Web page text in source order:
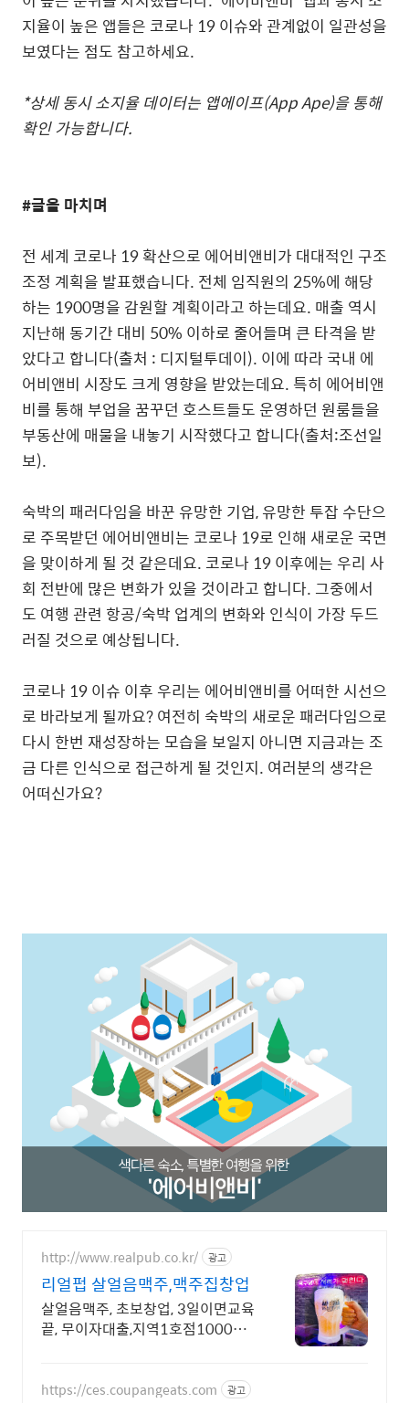
지율이 높은 앱들은 코로나 19이슈와관계없이 일관성을
보였다는 점도 참고하세요.
*상세 동시소지율 데이터는 앱에이프(App Ape)을 통해
확인가능합니다.
#글을 마치며
전 세계 코로나 19확산으로 에어비앤비가 대대적인 구조
조정 계획을 발표했습니다. 전체 임직원의 25%에 해당
하는 1900명을 감원할 계획이라고하는데요. 매출 역시
지난해 동기간 대비 50% 이하로줄어들며 큰 타격을 받
았다고 합니다(출처 : 디지털투데이). 이에 따라국내 에
어비앤비 시장도 크게 영향을 받았는데요.특히 에어비앤
비를통해 부업을꿈꾸던 호스트들도운영하던 원룸들을
부동산에 매물을 내놓기 시작했다고 합니다(출처:조선일
보).
숙박의 패러다임을 바꾼 유망한 기업,유망한투잡 수단으
로 주목받던 에어비앤비는 코로나 19로 인해 새로운 국면
을 맞이하게 될 것 같은데요. 코로나 19이후에는 우리 사
회 전반에 많은 변화가 있을 것이라고 합니다. 그중에서
도 여행 관련 항공/숙박 업계의 변화와 인식이 가장 두드
러질 것으로 예상됩니다.
코로나 19이슈 이후 우리는 에어비앤비를 어떠한 시선으
로 바라보게 될까요?여전히 숙박의 새로운패러다임으로
다시 한번 재성장하는 모습을 보일지 아니면 지금과는 조
금 다른 인식으로 접근하게 될 것인지. 여러분의 생각은
어떠신가요?
http://www.realpub.co.kr/ 광고
리얼펍 살얼음맥주,맥주집창업
살얼음맥주, 초보창업, 3일이면교육
끝, 무이자대출,지역1호점1000만
https://ces.coupangeats.com 광고